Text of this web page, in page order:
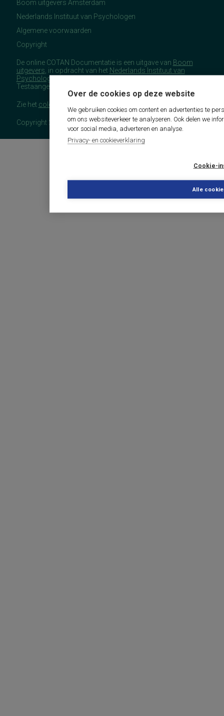
Over de cookies op deze website
We gebruiken cookies om content en advertenties te
om ons websiteverkeer te analyseren. Ook delen we
voor social media, adverteren en analyse.
Privacy- en cookieverklaring
Cookie-
Alle
Boom uitgevers Amsterdam
Nederlands Instituut van Psychologen
Algemene voorwaarden
Copyright
De online COTAN Documentatie is een uitgave van Boom
uitgevers , in opdracht van het Nederlands Instituut van
Psychologen(NIP), namens de Commissie
Testaangelegenheden Nederland (COTAN).
Zie het colofon
Copyright 2026 - COTAN Documentatie